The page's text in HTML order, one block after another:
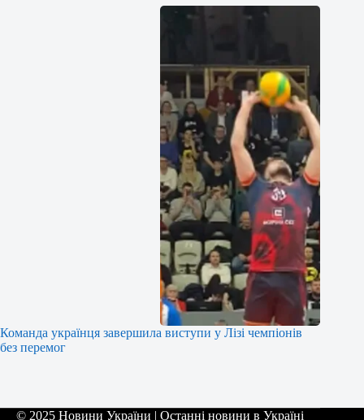
Команда українця завершила виступи у Лізі чемпіонів
без перемог
© 2025 Новини України | Останні новини в Україні